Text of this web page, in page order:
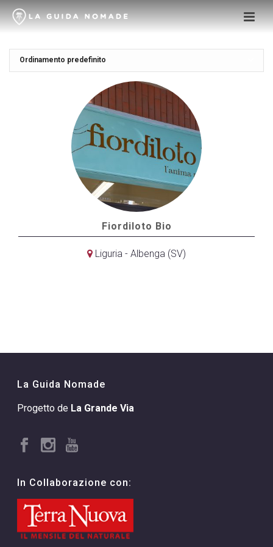
Fiordiloto Bio
Liguria - Albenga (SV)
La Guida Nomade
Progetto de La Grande Via
In Collaborazione con: